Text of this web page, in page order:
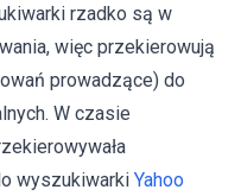
rzadko są w
więc przekierowują
prowadzące) do
W czasie
wyszukiwarki Yahoo